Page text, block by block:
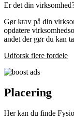
Er det din
Gør krav på din
opdatere
andet der gør du kan
Udforsk flere fordele
Placering
Her kan du finde